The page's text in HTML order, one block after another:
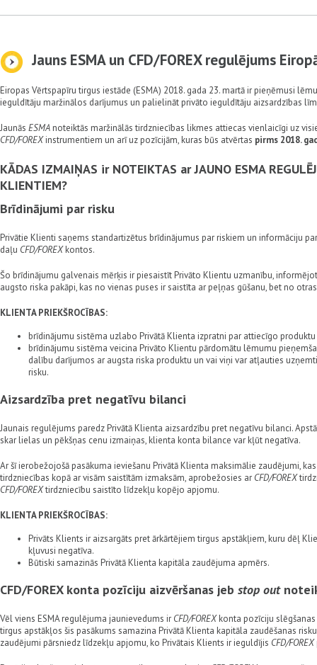
Jauns ESMA un CFD/FOREX regulējums
Eiropas Vērtspapīru tirgus iestāde (ESMA) 2018. gada 23. martā ir pieņēmusi
ieguldītāju maržinālos darījumus un palielināt privāto ieguldītāju aizsardzības
Jaunās ESMAnoteiktās maržinālās tirdzniecības likmes attiecas vienlaicīgi uz
CFD/FOREXinstrumentiem un arī uz pozīcijām, kuras būs atvērtas pirms 2018.
KĀDAS IZMAIŅAS ir NOTEIKTAS ar JAUNO ESMA
KLIENTIEM?
Brīdinājumi par risku
Privātie Klienti saņems standartizētus brīdinājumus par riskiem un informāciju
daļu CFD/FOREXkontos.
Šo brīdinājumu galvenais mērķis ir piesaistīt Privāto Klientu uzmanību,
augsto riska pakāpi, kas no vienas puses ir saistīta ar peļņas gūšanu, bet no
KLIENTA PRIEKŠROCĪBAS:
brīdinājumu sistēma uzlabo Privātā Klienta izpratni par attiecīgo produktu
brīdinājumu sistēma veicina Privāto Klientu pārdomātu lēmumu
dalību darījumos ar augsta riska produktu un vai viņi var atļauties
risku.
Aizsardzība pret negatīvu bilanci
Jaunais regulējums paredz Privātā Klienta aizsardzību pret negatīvu bilanci.
skar lielas un pēkšņas cenu izmaiņas, klienta konta bilance var kļūt negatīva.
Ar šī ierobežojošā pasākuma ieviešanu Privātā Klienta maksimālie zaudējumi,
tirdzniecības kopā ar visām saistītām izmaksām, aprobežosies ar CFD/FOREX
CFD/FOREXtirdzniecību saistīto līdzekļu kopējo apjomu.
KLIENTA PRIEKŠROCĪBAS:
Privāts Klients ir aizsargāts pret ārkārtējiem tirgus apstākļiem, kuru dēļ
kļuvusi negatīva.
Būtiski samazinās Privātā Klienta kapitāla zaudējuma apmērs.
CFD/FOREX konta pozīciju aizvēršanas jeb stop out
Vēl viens ESMA regulējuma jaunievedums ir CFD/FOREXkonta pozīciju
tirgus apstākļos šis pasākums samazina Privātā Klienta kapitāla zaudēšanas
zaudējumi pārsniedz līdzekļu apjomu, ko Privātais Klients ir ieguldījis CFD/FOREX